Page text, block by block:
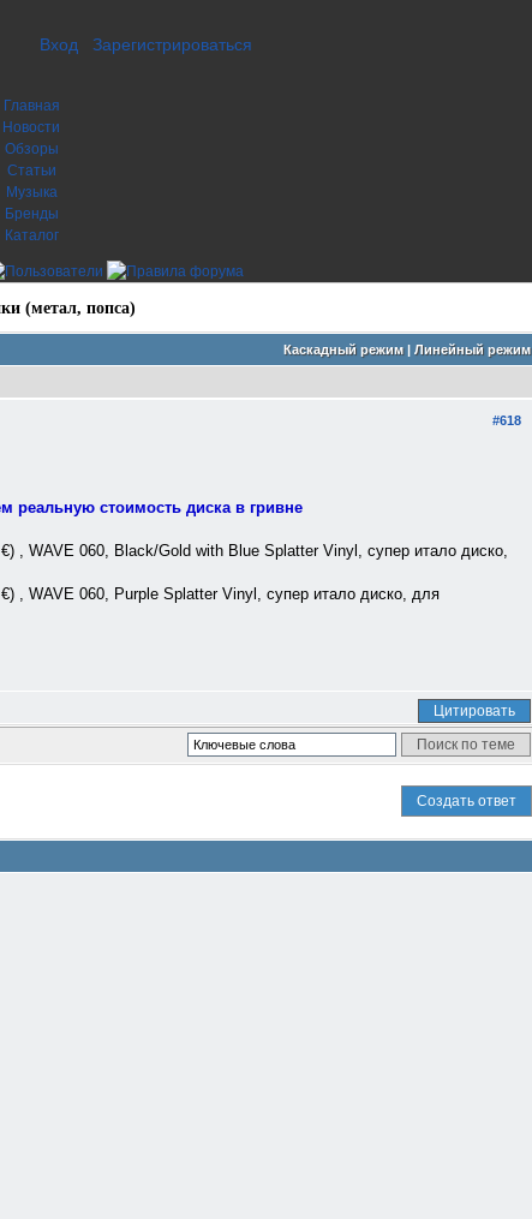
Вход Зарегистрироваться
Главная
Новости
Обзоры
Статьи
Музыка
Бренды
Каталог
(метал, попса)
Каскадный режим| Линейный режим
#618
реальную стоимость диска в гривне
, WAVE 060, Black/Gold with Blue Splatter Vinyl, супер итало диско,
, WAVE 060, Purple Splatter Vinyl, супер итало диско, для
Цитировать
Создать ответ